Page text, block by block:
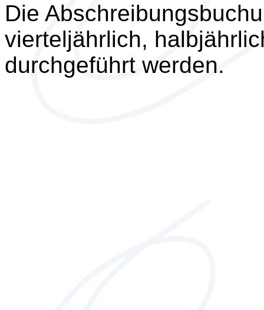
Die
vierteljährlich,
durchgeführt werden.